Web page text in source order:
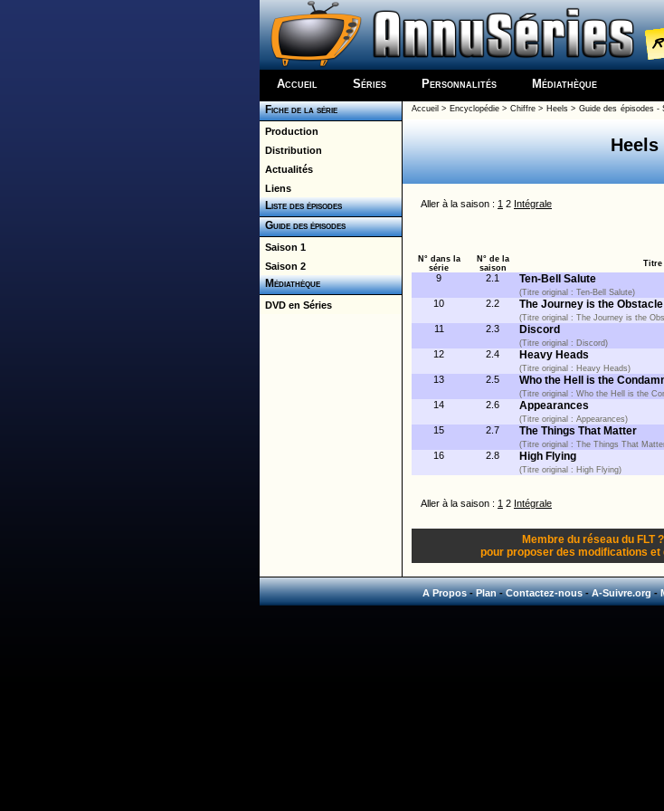
Accueil Séries Personnalités Médiathèque
Fiche de la série
Production
Distribution
Actualités
Liens
Liste des épisodes
Guide des épisodes
Saison 1
Saison 2
Médiathèque
DVD en Séries
Accueil > Encyclopédie> Chiffre> Heels> Guide des épisodes -
Heels
Aller à la saison : 1 2 Intégrale
N° dans la
série
N° de la
saison
Titre
9 2.1 Ten-Bell Salute
(Titre original : Ten-Bell Salute)
10
2.2 The Journey is the Obstacle
(Titre original : The Journey is the
11
2.3 Discord
(Titre original : Discord)
12
2.4 Heavy Heads
(Titre original : Heavy Heads)
13
2.5 Who the Hell is the
(Titre original : Who the Hell is the
14
2.6 Appearances
(Titre original : Appearances)
15
2.7 The Things That Matter
(Titre original : The Things That
16
2.8 High Flying
(Titre original : High Flying)
Aller à la saison : 1 2 Intégrale
Membre du réseau du FLT ?
pour proposer des modifications
A Propos-Plan-Contactez-nous-A-Suivre.org-